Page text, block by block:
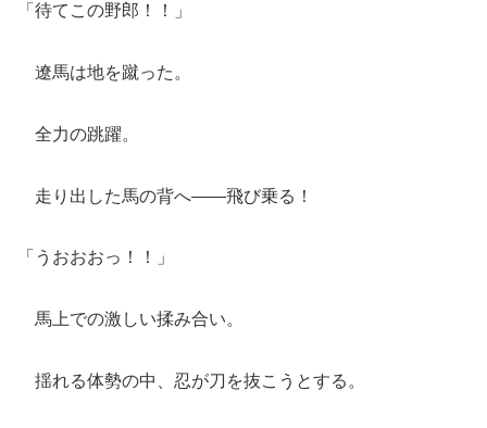
「待てこの野郎！！」
遼馬は地を蹴った。
全力の跳躍。
走り出した馬の背へ――飛び乗る！
「うおおおっ！！」
馬上での激しい揉み合い。
揺れる体勢の中、忍が刀を抜こうとする。